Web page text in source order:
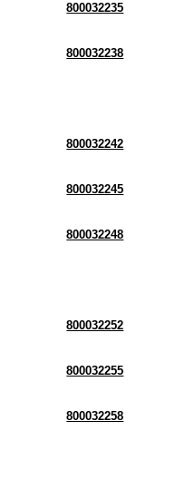
800032235
800032238
800032242
800032245
800032248
800032252
800032255
800032258